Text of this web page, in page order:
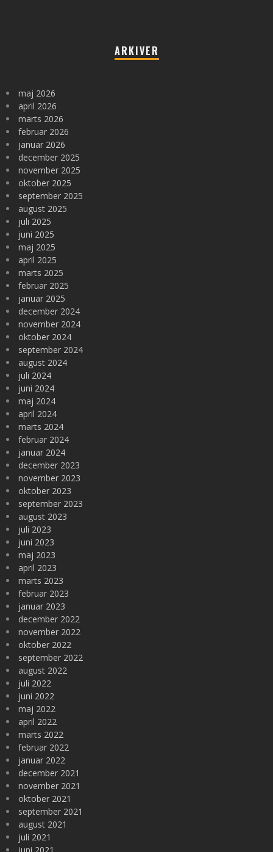
ARKIVER
maj 2026
april 2026
marts 2026
februar 2026
januar 2026
december 2025
november 2025
oktober 2025
september 2025
august 2025
juli 2025
juni 2025
maj 2025
april 2025
marts 2025
februar 2025
januar 2025
december 2024
november 2024
oktober 2024
september 2024
august 2024
juli 2024
juni 2024
maj 2024
april 2024
marts 2024
februar 2024
januar 2024
december 2023
november 2023
oktober 2023
september 2023
august 2023
juli 2023
juni 2023
maj 2023
april 2023
marts 2023
februar 2023
januar 2023
december 2022
november 2022
oktober 2022
september 2022
august 2022
juli 2022
juni 2022
maj 2022
april 2022
marts 2022
februar 2022
januar 2022
december 2021
november 2021
oktober 2021
september 2021
august 2021
juli 2021